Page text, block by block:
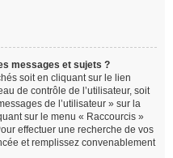
messages et sujets ?
soit en cliquant sur le lien
de contrôle de l’utilisateur, soit
de l’utilisateur » sur la
sur le menu « Raccourcis »
effectuer une recherche de vos
et remplissez convenablement